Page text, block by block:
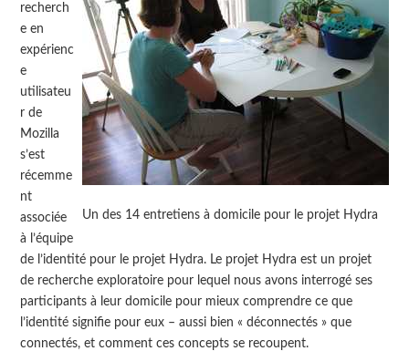
Un des 14 entretiens à domicile pour le projet Hydra
recherch
e en
expérienc
e
utilisateu
r de
Mozilla
s’est
récemme
nt
associée
à l’équipe
de l’identité pour le projet Hydra. Le projet Hydra est un projet
de recherche exploratoire pour lequel nous avons interrogé ses
participants à leur domicile pour mieux comprendre ce que
l’identité signifie pour eux – aussi bien « déconnectés » que
connectés, et comment ces concepts se recoupent.